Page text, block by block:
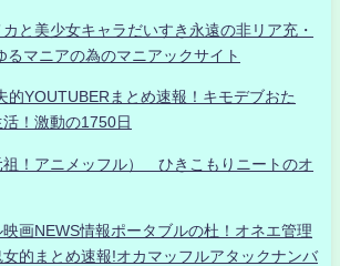
と美少女キャラだいすき永遠の非リア充・
るマニアの為のマニアックサイト
的YOUTUBERまとめ速報！キモデブおた
！激動の1750日
祖！アニメッフル） ひきこもりニートのオ
画NEWS情報ポータブルの杜！オネエ管理
女的まとめ速報!オカマッフルアタックナンバ